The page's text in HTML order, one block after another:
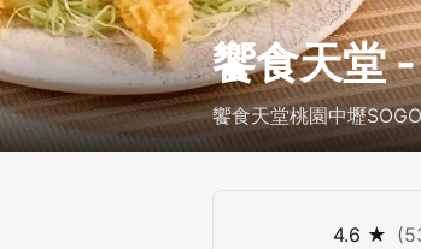
饗食天堂
饗食天堂桃園中壢
4.6 ★ (